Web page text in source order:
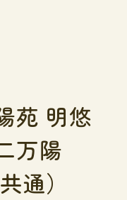
苑 明悠
万陽
通）